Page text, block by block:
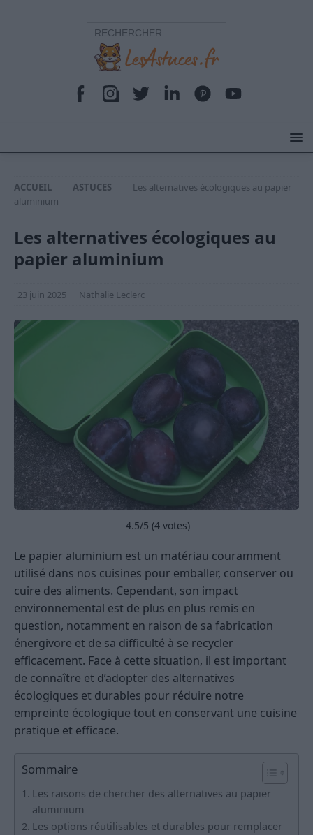
ACCUEIL ASTUCES
Les alternatives écologiques au papier
aluminium
Les alternatives écologiques au
papier aluminium
23 juin 2025 Nathalie Leclerc
4.5/5 (4 votes)
Le papier aluminium est un matériau couramment
utilisé dans nos cuisines pour emballer, conserver ou
cuire des aliments. Cependant, son impact
environnemental est de plus en plus remis en
question, notamment en raison de sa fabrication
énergivore et de sa difficulté à se recycler
efficacement. Face à cette situation, il est important
de connaître et d’adopter des alternatives
écologiques et durables pour réduire notre
empreinte écologique tout en conservant une cuisine
pratique et efficace.
Sommaire
Les raisons de chercher des alternatives au papier
aluminium
Les options réutilisables et durables pour remplacer